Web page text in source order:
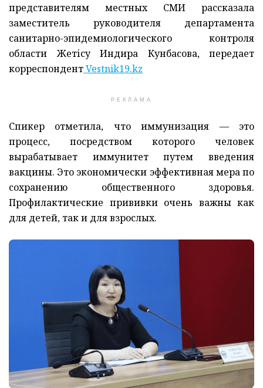
представителям местных СМИ рассказала
заместитель руководителя департамента
санитарно-эпидемиологического контроля
области Жетісу Индира Кунбасова, передает
корреспондентVestnik19.kz
РЕКЛАМА
Спикер отметила, что иммунизация — это
процесс, посредством которого человек
вырабатывает иммунитет путем введения
вакцины. Это экономически эффективная мера по
сохранению общественного здоровья.
Профилактические прививки очень важны как
для детей, так и для взрослых.